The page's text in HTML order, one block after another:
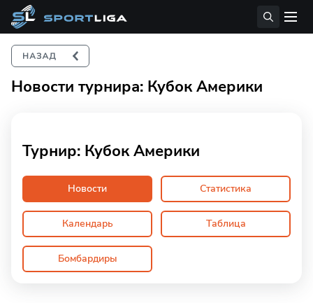
Новости турнира: Кубок Америки
Турнир: Кубок Америки
Новости Статистика
Календарь Таблица
Бомбардиры